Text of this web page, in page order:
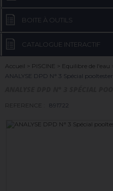
BOITE À OUTILS
CATALOGUE INTERACTIF
Accueil PISCINE Equilibre de l'eau
ANALYSE DPD N° 3 Spécial pooltester
REFERENCE : 891722